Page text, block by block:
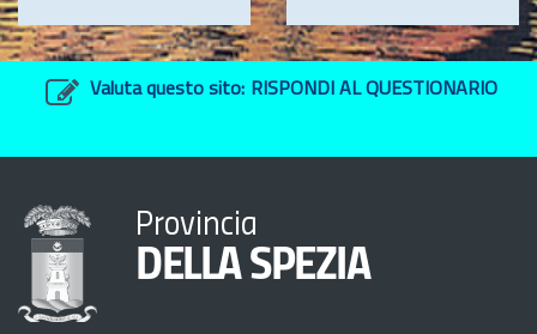
Valuta questo sito: RISPONDI AL QUESTIONARIO
Provincia
DELLA SPEZIA